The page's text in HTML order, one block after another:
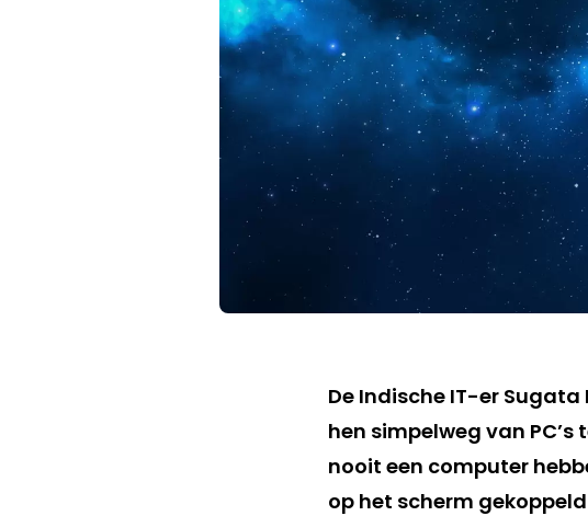
De Indische IT-er
hen simpelweg van PC’s
nooit een computer
op het scherm